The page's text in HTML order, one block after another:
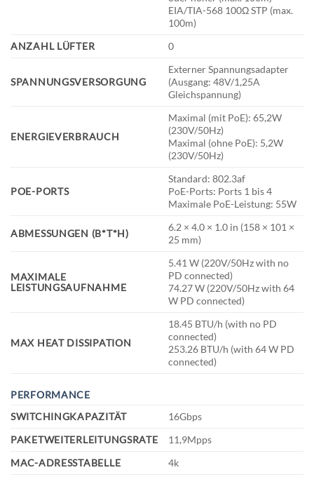
EIA/TIA-568 100Ω STP (max.
100m)
ANZAHL LÜFTER
0
SPANNUNGSVERSORGUNG
Externer Spannungsadapter
(Ausgang: 48V/1,25A
Gleichspannung)
ENERGIEVERBRAUCH
Maximal (mit PoE): 65,2W
(230V/50Hz)
Maximal (ohne PoE): 5,2W
(230V/50Hz)
POE-PORTS
Standard: 802.3af
PoE-Ports: Ports 1 bis 4
Maximale PoE-Leistung: 55W
ABMESSUNGEN (B*T*H)
6.2 × 4.0 × 1.0 in (158 × 101 ×
25 mm)
MAXIMALE
LEISTUNGSAUFNAHME
5.41 W (220V/50Hz with no
PD connected)
74.27 W (220V/50Hz with 64
W PD connected)
MAX HEAT DISSIPATION
18.45 BTU/h (with no PD
connected)
253.26 BTU/h (with 64 W PD
connected)
PERFORMANCE
SWITCHINGKAPAZITÄT
16Gbps
PAKETWEITERLEITUNGSRATE
11,9Mpps
MAC-ADRESSTABELLE
4k